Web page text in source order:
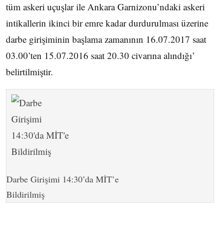
tüm askeri uçuşlar ile Ankara Garnizonu’ndaki askeri
intikallerin ikinci bir emre kadar durdurulması üzerine
darbe girişiminin başlama zamanının 16.07.2017 saat
03.00’ten 15.07.2016 saat 20.30 civarına alındığı’
belirtilmiştir.
Darbe Girişimi 14:30’da MİT’e
Bildirilmiş